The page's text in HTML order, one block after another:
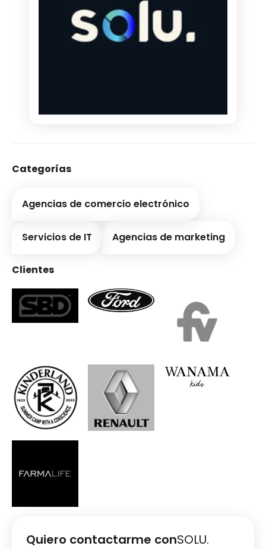
Categorías
Agencias de comercio electrónico
Servicios de IT Agencias de marketing
Clientes
Quiero contactarme conSOLU.